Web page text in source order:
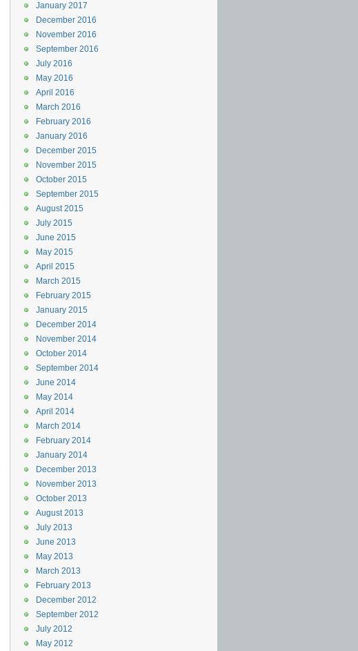
January 2017
December 2016
November 2016
September 2016
July 2016
May 2016
April 2016
March 2016
February 2016
January 2016
December 2015
November 2015
October 2015
September 2015
August 2015
July 2015
June 2015
May 2015
April 2015
March 2015
February 2015
January 2015
December 2014
November 2014
October 2014
September 2014
June 2014
May 2014
April 2014
March 2014
February 2014
January 2014
December 2013
November 2013
October 2013
August 2013
July 2013
June 2013
May 2013
March 2013
February 2013
December 2012
September 2012
July 2012
May 2012